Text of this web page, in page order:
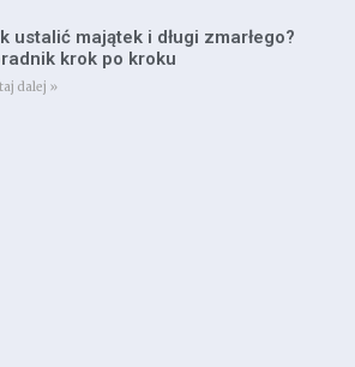
ustalić majątek i długi zmarłego?
krok po kroku
dalej »